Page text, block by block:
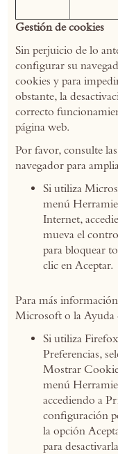
Gestión de cookies
Sin perjuicio de lo
configurar su
cookies y para
obstante, la
correcto
página web.
Por favor, consulte
navegador para
Si utiliza
menú
Internet,
mueva el
para bloquear
clic en Aceptar.
Para más
Microsoft o la Ayuda
Si utiliza
Preferencias,
Mostrar
menú
accediendo a
configuración
la opción
para